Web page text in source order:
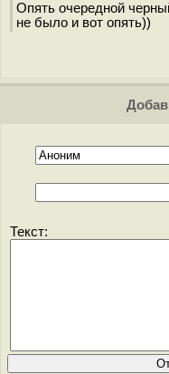
Опять очередной
не было и вот опять))
Текст: